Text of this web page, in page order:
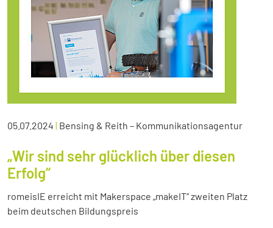
05.07.2024 | Bensing & Reith – Kommunikationsagentur
„Wir sind sehr glücklich über diesen
Erfolg“
romeisIE erreicht mit Makerspace „makeIT“ zweiten Platz
beim deutschen Bildungspreis